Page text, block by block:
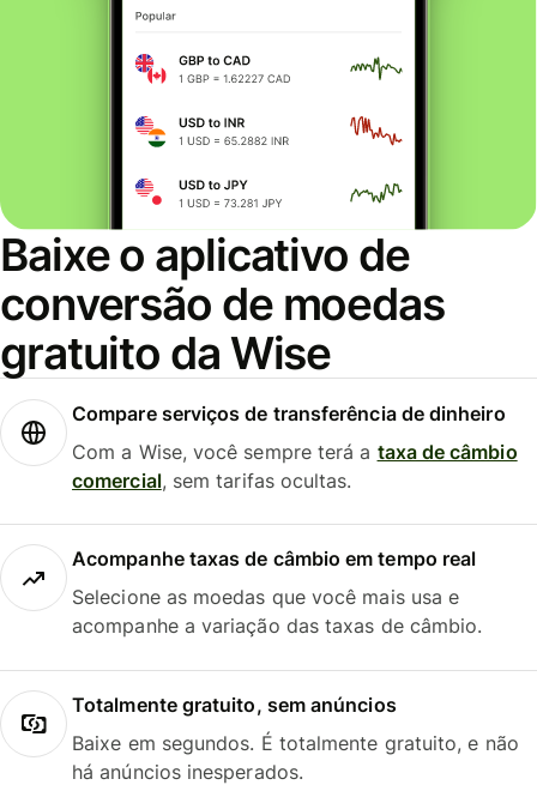
Baixe o aplicativo de
conversão de moedas
gratuito da Wise
Compare serviços de transferência de dinheiro
Com a Wise, você sempre terá a taxa de câmbio
comercial, sem tarifas ocultas.
Acompanhe taxas de câmbio em tempo real
Selecione as moedas que você mais usa e
acompanhe a variação das taxas de câmbio.
Totalmente gratuito, sem anúncios
Baixe em segundos. É totalmente gratuito, e não
há anúncios inesperados.